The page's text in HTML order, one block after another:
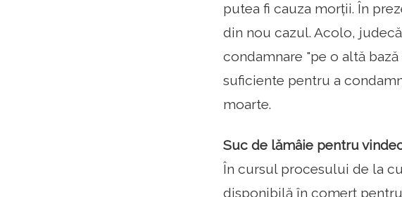
putea fi cauza morții. În
din nou cazul. Acolo,
condamnare "pe o altă
suficiente pentru a
moarte.
Suc de lămâie pentru
În cursul procesului de la
disponibilă în comerț